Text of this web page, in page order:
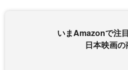
いまAmazonで注
日本映画の